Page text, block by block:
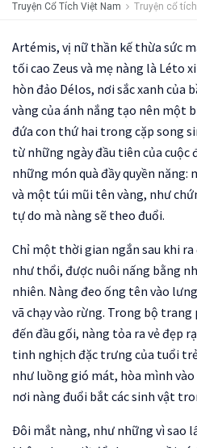
Truyện Cổ Tích Việt Nam Truyện cổ
Artémis, vị nữ thần kế thừa sức
tối cao Zeus và mẹ nàng là Léto
hòn đảo Délos, nơi sắc xanh của
vàng của ánh nắng tạo nên một
đứa con thứ hai trong cặp song
từ những ngày đầu tiên của cuộc
những món quà đầy quyền năng:
và một túi mũi tên vàng, như
tự do mà nàng sẽ theo đuổi.
Chỉ một thời gian ngắn sau khi
như thổi, được nuôi nấng bằng
nhiên. Nàng đeo ống tên vào
vã chạy vào rừng. Trong bộ
đến đầu gối, nàng tỏa ra vẻ đẹp
tinh nghịch đặc trưng của tuổi
như luồng gió mát, hòa mình
nơi nàng đuổi bắt các sinh vật
Đôi mắt nàng, như những vì sao